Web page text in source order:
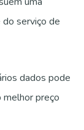
serviço de
dados pode
preço